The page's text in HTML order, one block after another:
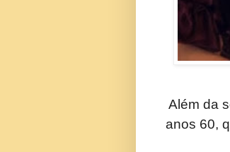
Além da
anos 60,